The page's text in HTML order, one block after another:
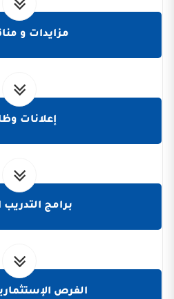
مزايدات و
إعلانات
برامج التدريب
الفرص